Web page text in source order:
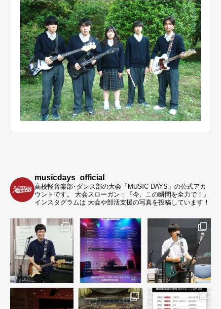
musicdays_official
高校軽音楽部･ダンス部の大会「MUSIC DAYS」の公式アカ
ウントです。
大会スローガン：『今、この瞬間を全力で！』
インスタグラムは 大会や部活支援の写真を投稿しています！